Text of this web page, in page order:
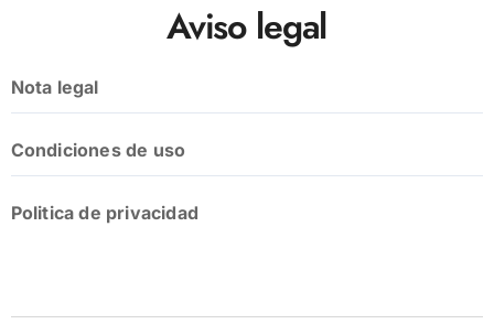
Aviso legal
Nota legal
Condiciones de uso
Politica de privacidad